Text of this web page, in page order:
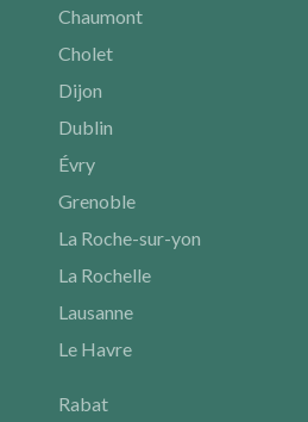
Chaumont
Cholet
Dijon
Dublin
Évry
Grenoble
La Roche-sur-yon
La Rochelle
Lausanne
Le Havre
Rabat